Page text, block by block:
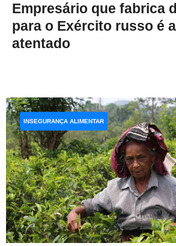
Empresário que fabrica
para o Exército russo é
atentado
INSEGURANÇA ALIMENTAR